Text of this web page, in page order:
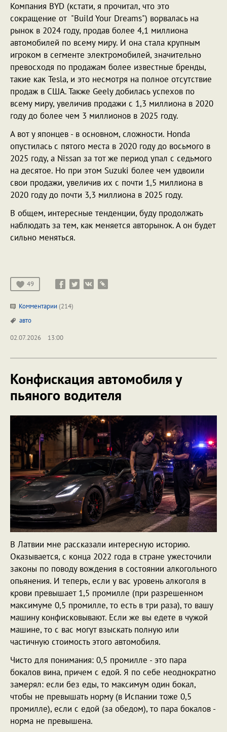
Компания BYD (кстати, я прочитал, что это
сокращение от "Build Your Dreams") ворвалась на
рынок в 2024 году, продав более 4,1 миллиона
автомобилей по всему миру. И она стала крупным
игроком в сегменте электромобилей, значительно
превосходя по продажам более известные бренды,
такие как Tesla, и это несмотря на полное отсутствие
продаж в США. Также Geely добилась успехов по
всему миру, увеличив продажи с 1,3 миллиона в 2020
году до более чем 3 миллионов в 2025 году.
А вот у японцев - в основном, сложности. Honda
опустилась с пятого места в 2020 году до восьмого в
2025 году, а Nissan за тот же период упал с седьмого
на десятое. Но при этом Suzuki более чем удвоили
свои продажи, увеличив их с почти 1,5 миллиона в
2020 году до почти 3,3 миллиона в 2025 году.
В общем, интересные тенденции, буду продолжать
наблюдать за тем, как меняется авторынок. А он будет
сильно меняться.
49
Комментарии (214)
авто
02.07.2026
13:00
Конфискация автомобиля у
пьяного водителя
В Латвии мне рассказали интересную историю.
Оказывается, с конца 2022 года в стране ужесточили
законы по поводу вождения в состоянии алкогольного
опьянения. И теперь, если у вас уровень алкоголя в
крови превышает 1,5 промилле (при разрешенном
максимуме 0,5 промилле, то есть в три раза), то вашу
машину конфисковывают. Если же вы едете в чужой
машине, то с вас могут взыскать полную или
частичную стоимость этого автомобиля.
Чисто для понимания: 0,5 промилле - это пара
бокалов вина, причем с едой. Я по себе неоднократно
замерял: если без еды, то максимум один бокал,
чтобы не превышать норму (в Испании тоже 0,5
промилле), если с едой (за обедом), то пара бокалов -
норма не превышена.